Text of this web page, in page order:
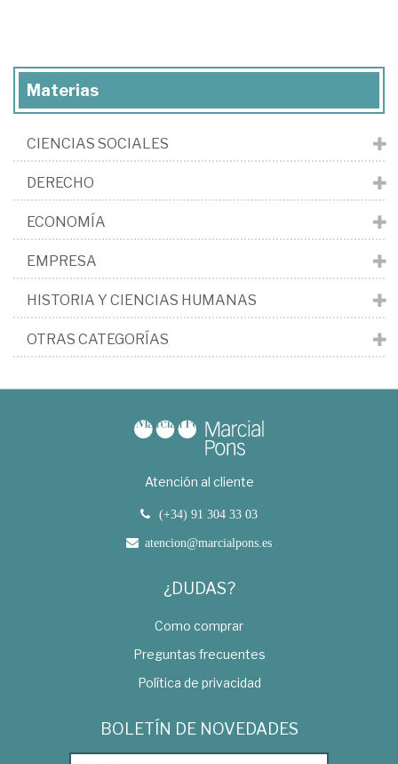
Materias
CIENCIAS SOCIALES
DERECHO
ECONOMÍA
EMPRESA
HISTORIA Y CIENCIAS HUMANAS
OTRAS CATEGORÍAS
Atención al cliente
(+34) 91 304 33 03
atencion@marcialpons.es
¿DUDAS?
Como comprar
Preguntas frecuentes
Política de privacidad
BOLETÍN DE NOVEDADES